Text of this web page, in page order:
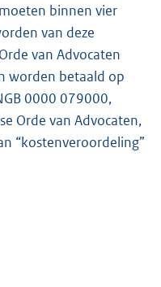
binnen vier
van deze
van Advocaten
worden betaald op
0000 079000,
Orde van Advocaten,
“kostenveroordeling”